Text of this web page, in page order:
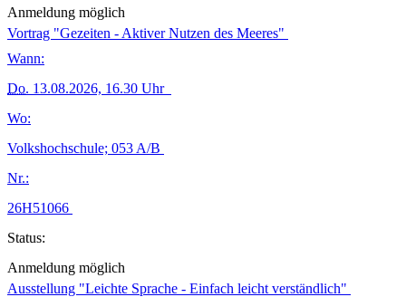
Anmeldung möglich
Vortrag "Gezeiten - Aktiver Nutzen des Meeres"
Wann:
Do. 13.08.2026, 16.30 Uhr
Wo:
Volkshochschule; 053 A/B
Nr.:
26H51066
Status:
Anmeldung möglich
Ausstellung "Leichte Sprache - Einfach leicht verständlich"